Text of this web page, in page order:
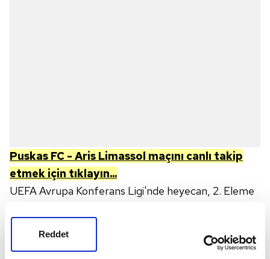
Reddet
Puskas FC - Aris Limassol maçını canlı takip
etmek için tıklayın...
UEFA Avrupa Konferans Ligi'nde heyecan, 2. Eleme
ardından iki takım rövanş maçında kozlarını